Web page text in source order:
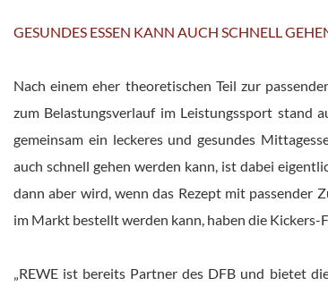
GESUNDES ESSEN KANN AUCH SCHNELL
Nach einem eher theoretischen Teil zur
zum Belastungsverlauf im Leistungssport stand
gemeinsam ein leckeres und gesundes
auch schnell gehen werden kann, ist dabei
dann aber wird, wenn das Rezept mit passender
im Markt bestellt werden kann, haben die
„REWE ist bereits Partner des DFB und bietet